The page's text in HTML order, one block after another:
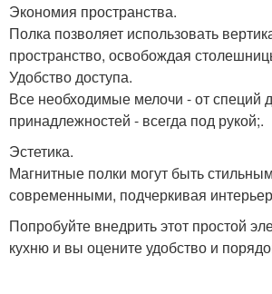
Экономия пространства.
Полка позволяет использовать
пространство, освобождая
Удобство доступа.
Все необходимые мелочи - от специй
принадлежностей - всегда под рукой;.
Эстетика.
Магнитные полки могут быть
современными, подчеркивая
Попробуйте внедрить этот простой
кухню и вы оцените удобство и